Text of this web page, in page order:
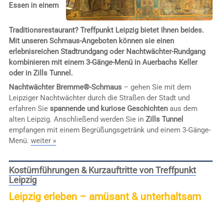
Essen in einem
Traditionsrestaurant? Treffpunkt Leipzig bietet Ihnen beides.
Mit unseren Schmaus-Angeboten können sie einen
erlebnisreichen Stadtrundgang oder Nachtwächter-Rundgang
kombinieren mit einem 3-Gänge-Menü in Auerbachs Keller
oder in Zills Tunnel.
Nachtwächter Bremme®-Schmaus– gehen Sie mit dem
Leipziger Nachtwächter durch die Straßen der Stadt und
erfahren Sie spannende und kuriose Geschichtenaus dem
alten Leipzig. Anschließend werden Sie in Zills Tunnel
empfangen mit einem Begrüßungsgetränk und einem 3-Gänge-
Menü. weiter »
Kostümführungen & Kurzauftritte von Treffpunkt
Leipzig
Leipzig erleben – amüsant & unterhaltsam